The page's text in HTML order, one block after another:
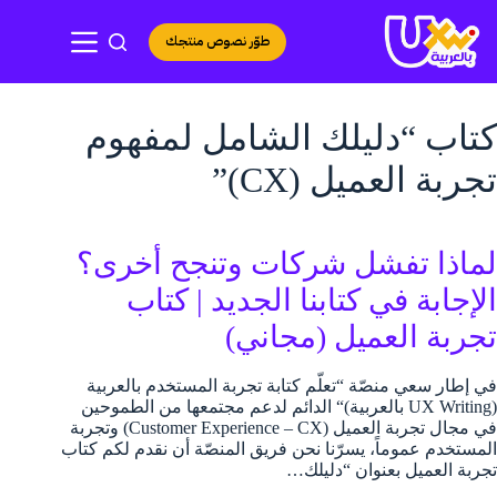
إلى
المحتوى
طوّر نصوص منتجك
كتاب “دليلك الشامل لمفهوم
تجربة العميل (CX)”
لماذا تفشل شركات وتنجح أخرى؟
الإجابة في كتابنا الجديد | كتاب
تجربة العميل (مجاني)
في إطار سعي منصّة “تعلّم كتابة تجربة المستخدم بالعربية
(UX Writing بالعربية)“ الدائم لدعم مجتمعها من الطموحين
في مجال تجربة العميل (Customer Experience – CX) وتجربة
المستخدم عموماً، يسرّنا نحن فريق المنصّة أن نقدم لكم كتاب
تجربة العميل بعنوان “دليلك…